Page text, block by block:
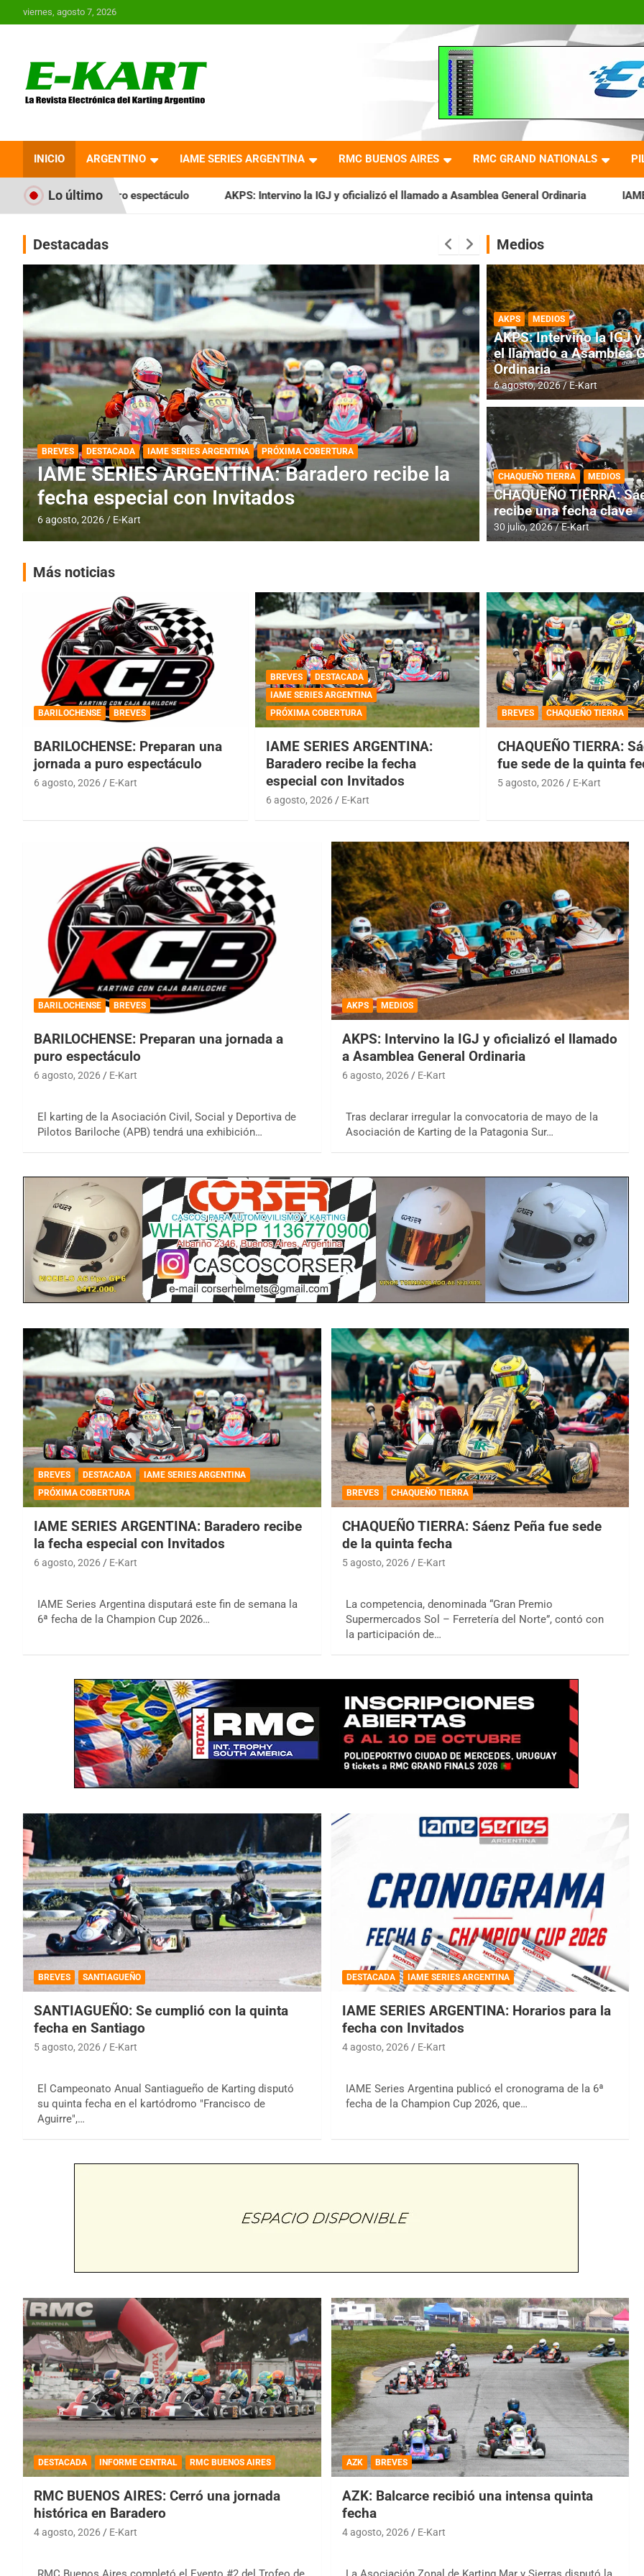
al
viernes, agosto 7, 2026
Revista Electrónica del
Karting en Argentina
INICIO ARGENTINO IAME SERIES ARGENTINA RMC BUENOS AIRES RMC GRAND NATIONALS
Lo último
espectáculo AKPS: Intervino la IGJ y oficializó el llamado a Asamblea General Ordinaria IAME SERIES
Destacadas
DESTACADA IAME SERIES ARGENTINA
IAME SERIES ARGENTINA: Horarios para la
fecha con Invitados
4 agosto, 2026 E-Kart
DESTACADA INFORME CENTRAL
RMC BUENOS
histórica en
4 agosto, 2026 E-Kart
Medios
AKPS MEDIOS
AKPS: Intervino la IGJ
el llamado a Asamblea
Ordinaria
6 agosto, 2026 E-Kart
CHAQUEÑO TIERRA MEDIOS
CHAQUEÑO TIERRA:
recibe una fecha clave
30 julio, 2026 E-Kart
Más noticias
BARILOCHENSE BREVES
BARILOCHENSE: Preparan una
jornada a puro espectáculo
6 agosto, 2026 E-Kart
BREVES
DESTACADA
IAME SERIES ARGENTINA
PRÓXIMA COBERTURA
IAME SERIES ARGENTINA:
Baradero recibe la fecha
especial con Invitados
6 agosto, 2026 E-Kart
BREVES CHAQUEÑO TIERRA
CHAQUEÑO TIERRA:
fue sede de la quinta
5 agosto, 2026 E-Kart
BARILOCHENSE BREVES
BARILOCHENSE: Preparan una jornada a
puro espectáculo
6 agosto, 2026 E-Kart
El karting de la Asociación Civil, Social y Deportiva de
Pilotos Bariloche (APB) tendrá una exhibición…
AKPS MEDIOS
AKPS: Intervino la IGJ y oficializó el llamado
a Asamblea General Ordinaria
6 agosto, 2026 E-Kart
Tras declarar irregular la convocatoria de mayo de la
Asociación de Karting de la Patagonia Sur…
BREVES DESTACADA
IAME SERIES ARGENTINA
PRÓXIMA COBERTURA
IAME SERIES ARGENTINA: Baradero recibe
la fecha especial con Invitados
6 agosto, 2026 E-Kart
IAME Series Argentina disputará este fin de semana la
6ª fecha de la Champion Cup 2026…
BREVES CHAQUEÑO TIERRA
CHAQUEÑO TIERRA: Sáenz Peña fue sede
de la quinta fecha
5 agosto, 2026 E-Kart
La competencia, denominada “Gran Premio
Supermercados Sol – Ferretería del Norte”, contó con
la participación de…
BREVES SANTIAGUEÑO
SANTIAGUEÑO: Se cumplió con la quinta
fecha en Santiago
5 agosto, 2026 E-Kart
El Campeonato Anual Santiagueño de Karting disputó
su quinta fecha en el kartódromo "Francisco de
Aguirre",…
DESTACADA IAME SERIES ARGENTINA
IAME SERIES ARGENTINA: Horarios para la
fecha con Invitados
4 agosto, 2026 E-Kart
IAME Series Argentina publicó el cronograma de la 6ª
fecha de la Champion Cup 2026, que…
DESTACADA INFORME CENTRAL RMC BUENOS AIRES
RMC BUENOS AIRES: Cerró una jornada
histórica en Baradero
4 agosto, 2026 E-Kart
AZK BREVES
AZK: Balcarce recibió una intensa quinta
fecha
4 agosto, 2026 E-Kart